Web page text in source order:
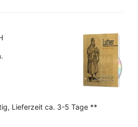
Lieferzeit ca. 3-5 Tage **